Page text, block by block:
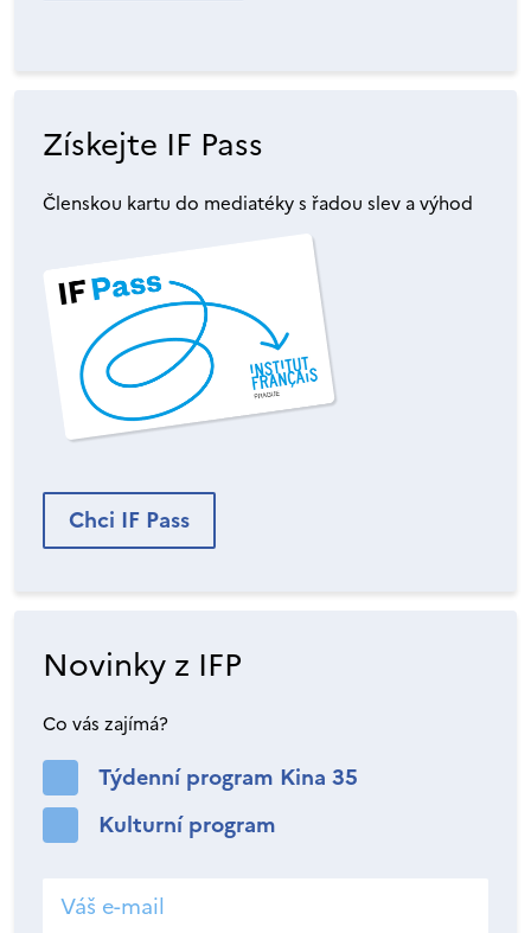
Získejte IF Pass
Členskou kartu do mediatéky s řadou slev a výhod
Chci IF Pass
Novinky z IFP
Co vás zajímá?
Týdenní program Kina 35
Kulturní program